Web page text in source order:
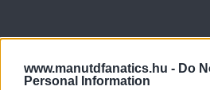
www.manutdfanatics.hu - Do
Personal Information